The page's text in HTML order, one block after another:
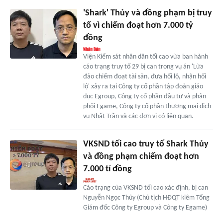
'Shark' Thủy và đồng phạm bị truy
tố vì chiếm đoạt hơn 7.000 tỷ
đồng
Viện Kiểm sát nhân dân tối cao vừa ban hành
cáo trạng truy tố 29 bị can trong vụ án 'Lừa
đảo chiếm đoạt tài sản, đưa hối lộ, nhận hối
lộ' xảy ra tại Công ty cổ phần tập đoàn giáo
dục Egroup, Công ty cổ phần đầu tư và phân
phối Egame, Công ty cổ phần thương mại dịch
vụ Nhất Trần và các đơn vị có liên quan.
VKSND tối cao truy tố Shark Thủy
và đồng phạm chiếm đoạt hơn
7.000 tỉ đồng
Cáo trạng của VKSND tối cao xác định, bị can
Nguyễn Ngọc Thủy (Chủ tịch HĐQT kiêm Tổng
Giám đốc Công ty Egroup và Công ty Egame)